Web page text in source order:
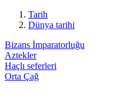
Tarih
Dünya tarihi
Bizans İmparatorluğu
Aztekler
Haçlı seferleri
Orta Çağ